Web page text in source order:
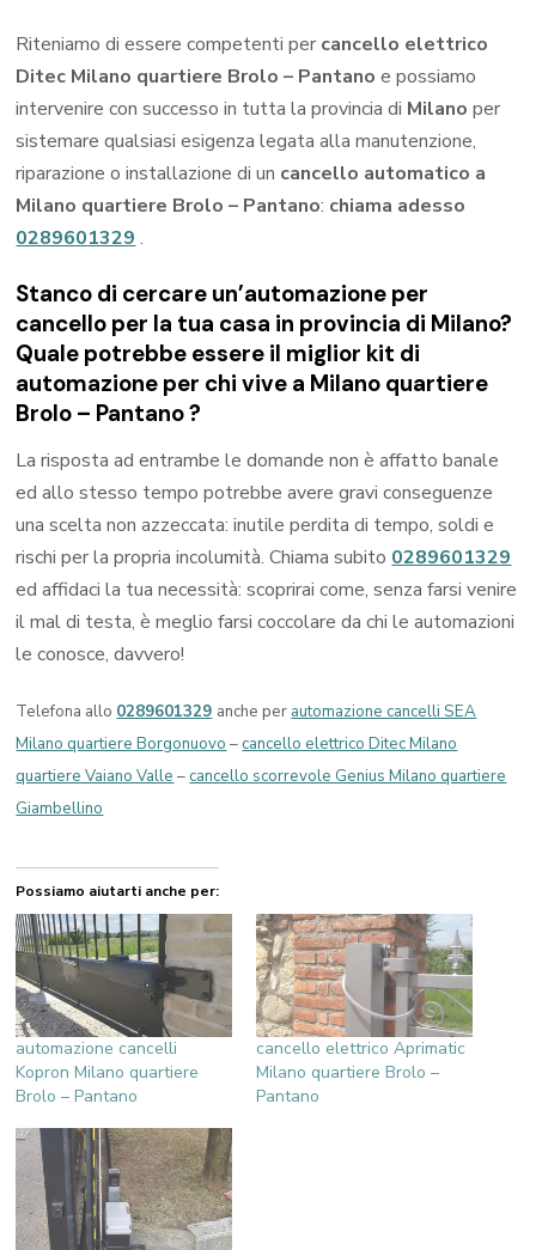
Riteniamo di essere competenti per cancello elettrico
Ditec Milano quartiere Brolo – Pantano e possiamo
intervenire con successo in tutta la provincia di Milano per
sistemare qualsiasi esigenza legata alla manutenzione,
riparazione o installazione di un cancello automatico a
Milano quartiere Brolo – Pantano: chiama adesso
0289601329 .
Stanco di cercare un’automazione per
cancello per la tua casa in provincia di Milano?
Quale potrebbe essere il miglior kit di
automazione per chi vive a Milano quartiere
Brolo – Pantano?
La risposta ad entrambe le domande non è affatto banale
ed allo stesso tempo potrebbe avere gravi conseguenze
una scelta non azzeccata: inutile perdita di tempo, soldi e
rischi per la propria incolumità. Chiama subito 0289601329
ed affidaci la tua necessità: scoprirai come, senza farsi venire
il mal di testa, è meglio farsi coccolare da chi le automazioni
le conosce, davvero!
Telefona allo 0289601329 anche per automazione cancelli SEA
Milano quartiere Borgonuovo –cancello elettrico Ditec Milano
quartiere Vaiano Valle –cancello scorrevole Genius Milano quartiere
Giambellino
Possiamo aiutarti anche per:
automazione cancelli
Kopron Milano quartiere
Brolo – Pantano
cancello elettrico Aprimatic
Milano quartiere Brolo –
Pantano